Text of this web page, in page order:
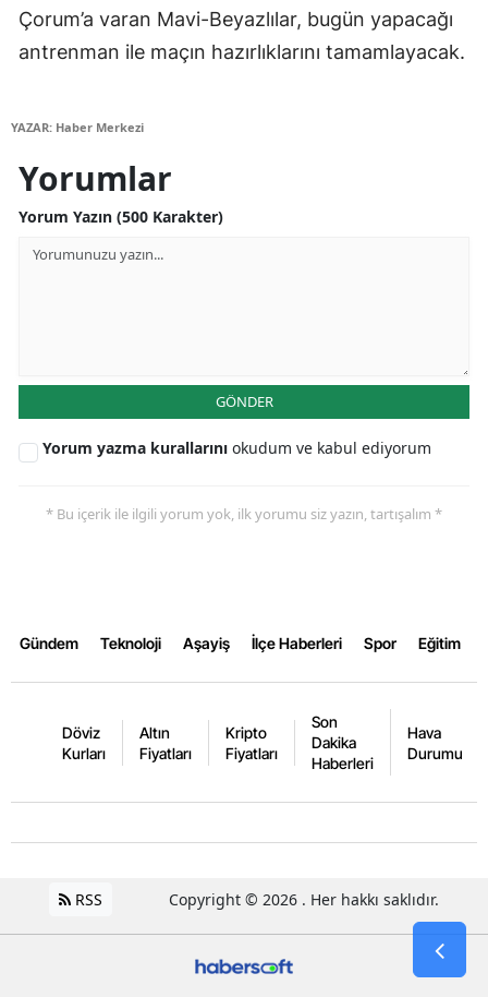
Çorum’a varan Mavi-Beyazlılar, bugün yapacağı
antrenman ile maçın hazırlıklarını tamamlayacak.
YAZAR: Haber Merkezi
Yorumlar
Yorum Yazın (500 Karakter)
GÖNDER
Yorum yazma kurallarını okudum ve kabul ediyorum
* Bu içerik ile ilgili yorum yok, ilk yorumu siz yazın, tartışalım *
Gündem Teknoloji Aşayiş İlçe Haberleri Spor Eğitim
Döviz
Kurları
Altın
Fiyatları
Kripto
Fiyatları
Son
Dakika
Haberleri
Hava
Durumu
RSS Copyright © 2026 . Her hakkı saklıdır.